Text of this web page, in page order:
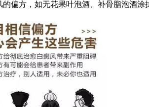
方，如无花果叶泡酒、补骨脂泡酒涂